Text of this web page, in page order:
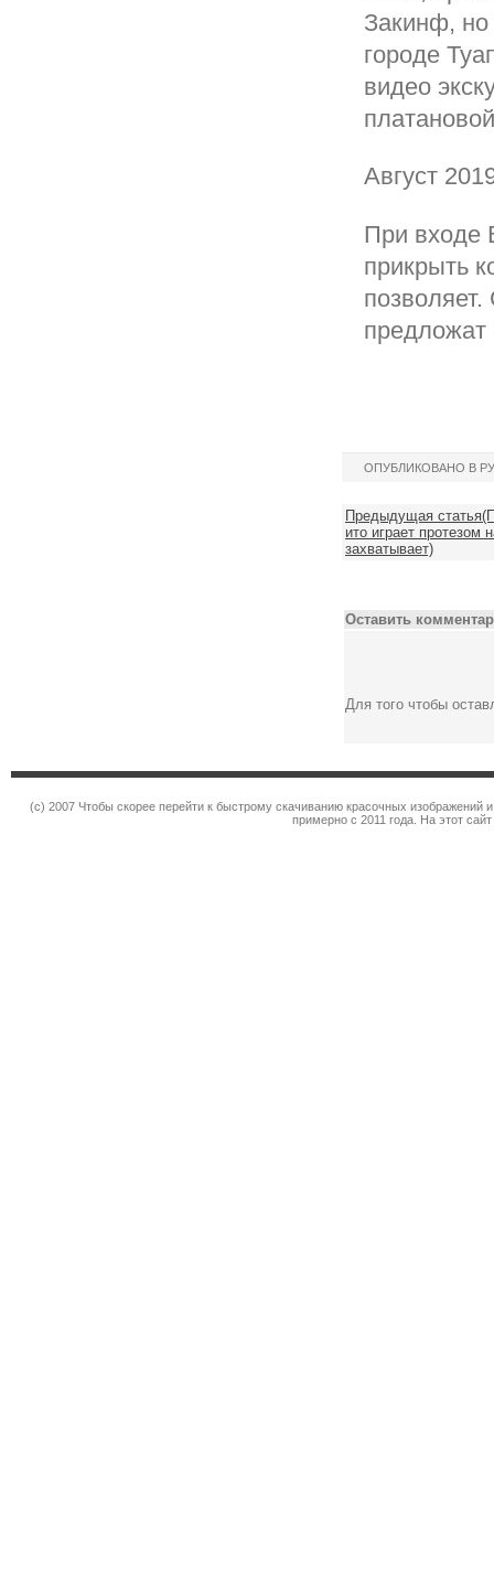
Закинф,
городе
видео
Август
При входе
прикрыть
предложат
ОПУБЛИКОВАНО В
Предыдущая
ито играет протезом
захватывает)
Оставить
Для того чтобы
(c) 2007 Чтобы скорее перейти к быстрому скачиванию красочных
примерно с 2011 года. На этот